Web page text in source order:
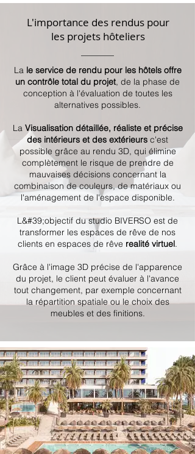
L'importance des rendus pour
les projets hôteliers
La le service de rendu pour les hôtels offre
un contrôle total du projet, de la phase de
conception à l'évaluation de toutes les
alternatives possibles.
La Visualisation détaillée, réaliste et précise
des intérieurs et des extérieurs c'est
possible grâce au rendu 3D, qui élimine
complètement le risque de prendre de
mauvaises décisions concernant la
combinaison de couleurs, de matériaux ou
l'aménagement de l'espace disponible.
​​​L&#39;objectif du studio BIVERSO est de
transformer les espaces de rêve de nos
clients en espaces de rêve realité virtuel.​​​
Grâce à l'image 3D précise de l'apparence
du projet, le client peut évaluer à l'avance
tout changement, par exemple concernant
la répartition spatiale ou le choix des
meubles et des finitions.